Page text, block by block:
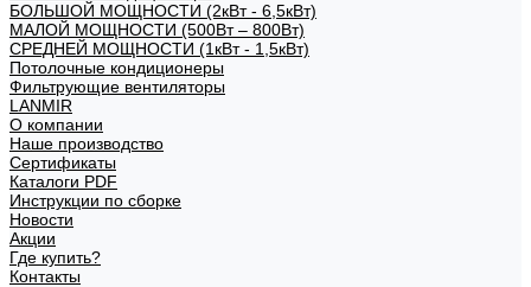
БОЛЬШОЙ МОЩНОСТИ (2кВт - 6,5кВт)
МАЛОЙ МОЩНОСТИ (500Вт – 800Вт)
СРЕДНЕЙ МОЩНОСТИ (1кВт - 1,5кВт)
Потолочные кондиционеры
Фильтрующие вентиляторы
LANMIR
О компании
Наше производство
Сертификаты
Каталоги PDF
Инструкции по сборке
Новости
Акции
Где купить?
Контакты